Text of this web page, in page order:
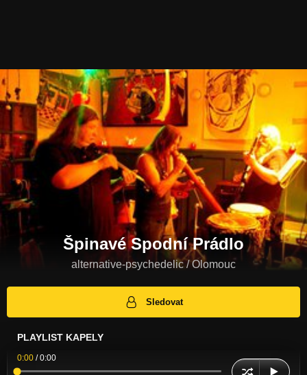
Špinavé Spodní Prádlo
alternative-psychedelic / Olomouc
Sledovat
PLAYLIST KAPELY
0:00 /0:00